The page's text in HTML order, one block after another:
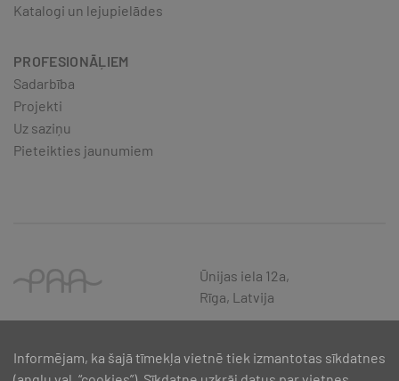
Katalogi un lejupielādes
PROFESIONĀĻIEM
Sadarbība
Projekti
Uz saziņu
Pieteikties jaunumiem
Ūnijas iela 12a,
Rīga, Latvija
Informējam, ka šajā tīmekļa vietnē tiek izmantotas sīkdatnes